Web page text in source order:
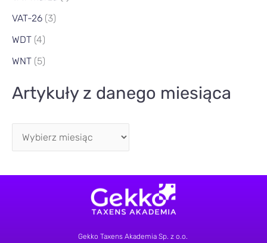
VAT-26 (3)
WDT (4)
WNT (5)
Artykuły z danego miesiąca
Gekko Taxens Akademia Sp. z o.o.